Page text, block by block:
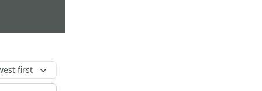
first